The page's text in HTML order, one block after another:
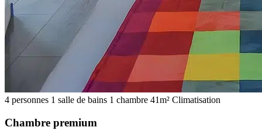
4 personnes 1 salle de bains 1 chambre 41m² Climatisation
Chambre premium